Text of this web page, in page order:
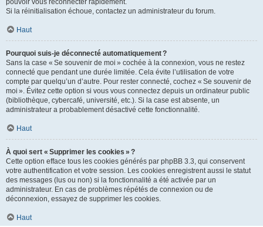
pouvoir vous reconnecter rapidement.
Si la réinitialisation échoue, contactez un administrateur du forum.
Haut
Pourquoi suis-je déconnecté automatiquement ?
Sans la case « Se souvenir de moi » cochée à la connexion, vous ne restez
connecté que pendant une durée limitée. Cela évite l’utilisation de votre
compte par quelqu’un d’autre. Pour rester connecté, cochez « Se souvenir de
moi ». Évitez cette option si vous vous connectez depuis un ordinateur public
(bibliothèque, cybercafé, université, etc.). Si la case est absente, un
administrateur a probablement désactivé cette fonctionnalité.
Haut
À quoi sert « Supprimer les cookies » ?
Cette option efface tous les cookies générés par phpBB 3.3, qui conservent
votre authentification et votre session. Les cookies enregistrent aussi le statut
des messages (lus ou non) si la fonctionnalité a été activée par un
administrateur. En cas de problèmes répétés de connexion ou de
déconnexion, essayez de supprimer les cookies.
Haut